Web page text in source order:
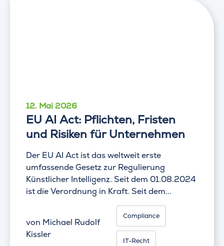
12. Mai 2026
EU AI Act: Pflichten, Fristen
und Risiken für Unternehmen
Der EU AI Act ist das weltweit erste
umfassende Gesetz zur Regulierung
Künstlicher Intelligenz. Seit dem 01.08.2024
ist die Verordnung in Kraft. Seit dem...
von Michael Rudolf
Kissler
Compliance
IT-Recht